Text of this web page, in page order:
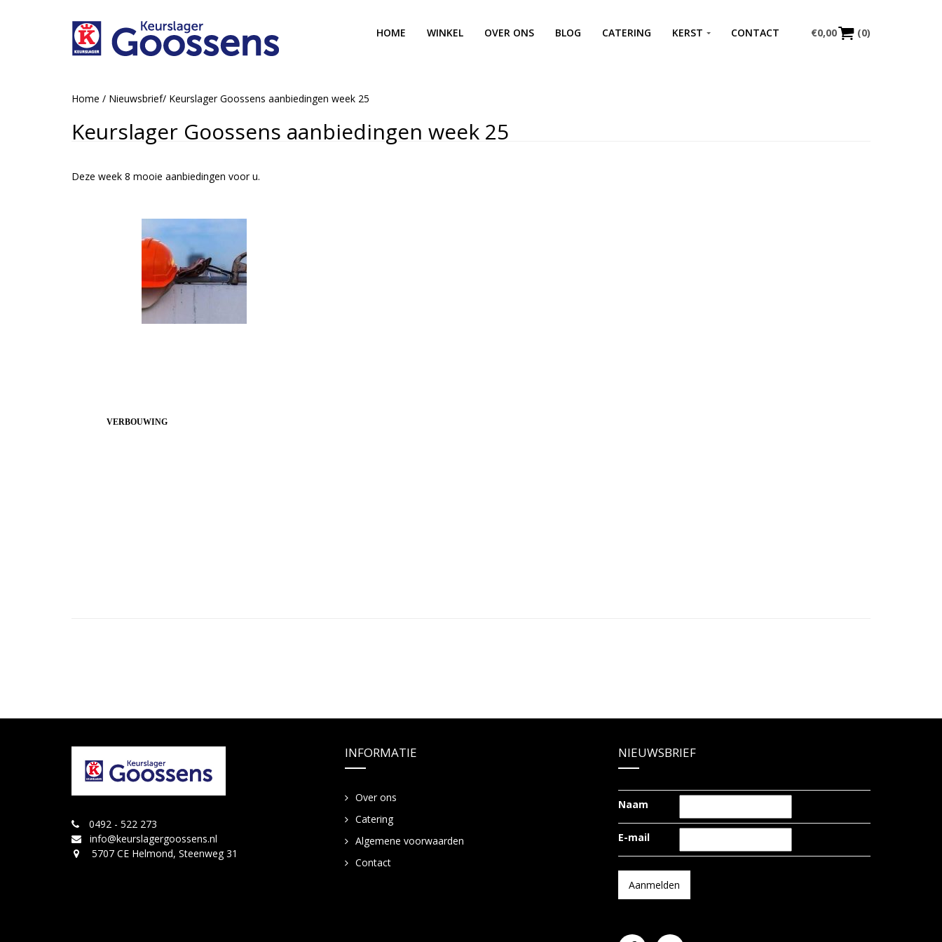
€0,00 (0)
HOME WINKEL OVER ONS BLOG CATERING KERST CONTACT
Home / Nieuwsbrief/ Keurslager Goossens aanbiedingen week 25
Keurslager Goossens aanbiedingen week 25
Deze week 8 mooie aanbiedingen voor u.
VERBOUWING
0492 - 522 273
info@keurslagergoossens.nl
5707 CE Helmond, Steenweg 31
INFORMATIE
Over ons
Catering
Algemene voorwaarden
Contact
NIEUWSBRIEF
Naam
E-mail